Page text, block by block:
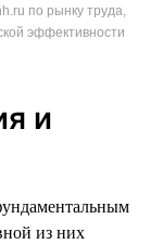
по рынку труда,
эффективности
и
из них